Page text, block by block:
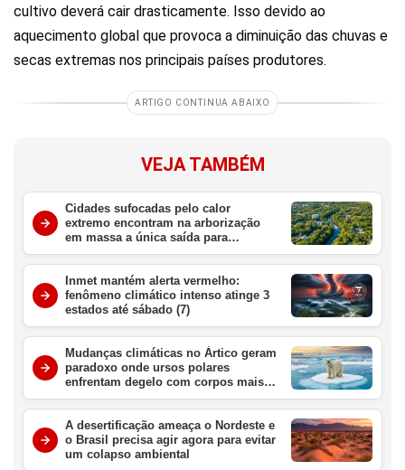
cultivo deverá cair drasticamente. Isso devido ao
aquecimento global que provoca a diminuição das chuvas e
secas extremas nos principais países produtores.
ARTIGO CONTINUA ABAIXO
VEJA TAMBÉM
Cidades sufocadas pelo calor
extremo encontram na arborização
em massa a única saída para
sobreviver ao aquecimento global
Inmet mantém alerta vermelho:
fenômeno climático intenso atinge 3
estados até sábado (7)
Mudanças climáticas no Ártico geram
paradoxo onde ursos polares
enfrentam degelo com corpos mais
gordos e saudáveis
A desertificação ameaça o Nordeste e
o Brasil precisa agir agora para evitar
um colapso ambiental